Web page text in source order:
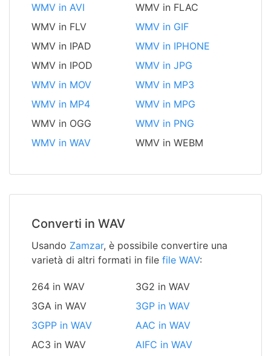
WMV in AVI
WMV in FLAC
WMV in FLV
WMV in GIF
WMV in IPAD
WMV in IPHONE
WMV in IPOD
WMV in JPG
WMV in MOV
WMV in MP3
WMV in MP4
WMV in MPG
WMV in OGG
WMV in PNG
WMV in WAV
WMV in WEBM
Converti in WAV
Usando Zamzar, è possibile convertire una
varietà di altri formati in file file WAV:
264 in WAV
3G2 in WAV
3GA in WAV
3GP in WAV
3GPP in WAV
AAC in WAV
AC3 in WAV
AIFC in WAV